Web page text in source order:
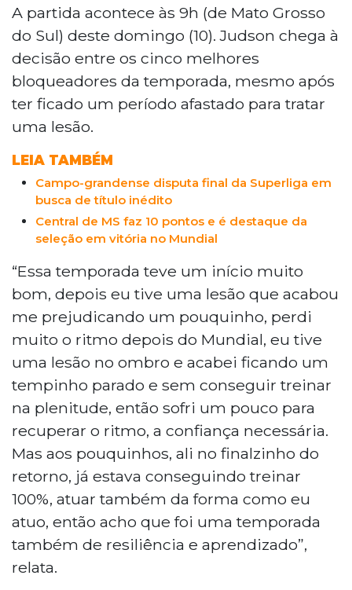
Amabel Nunes disputará a final da
Superliga Masculina 2025/2026 pelo
Campinas, que enfrenta o Sada Cruzeiro
no Ginásio do Ibirapuera, em São Paulo,
neste domingo (10), às 9h. O central
superou uma lesão no ombro durante a
temporada e figura entre os cinco
o atleta foi vice-campeão na mesma
competição.
A partida acontece às 9h (de Mato Grosso
do Sul) deste domingo (10). Judson chega à
decisão entre os cinco melhores
bloqueadores da temporada, mesmo após
ter ficado um período afastado para tratar
uma lesão.
LEIA TAMBÉM
Campo-grandense disputa final da Superliga em
busca de título inédito
Central de MS faz 10 pontos e é destaque da
seleção em vitória no Mundial
“Essa temporada teve um início muito
bom, depois eu tive uma lesão que acabou
me prejudicando um pouquinho, perdi
muito o ritmo depois do Mundial, eu tive
uma lesão no ombro e acabei ficando um
tempinho parado e sem conseguir treinar
na plenitude, então sofri um pouco para
recuperar o ritmo, a confiança necessária.
Mas aos pouquinhos, ali no finalzinho do
retorno, já estava conseguindo treinar
100%, atuar também da forma como eu
atuo, então acho que foi uma temporada
também de resiliência e aprendizado”,
relata.